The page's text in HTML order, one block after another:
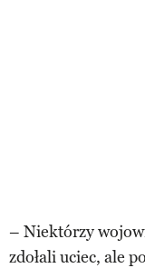
– Niektórzy
zdołali uciec, ale